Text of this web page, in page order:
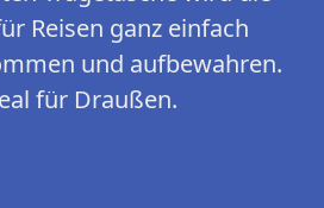
Reisen ganz einfach
und aufbewahren.
für Draußen.